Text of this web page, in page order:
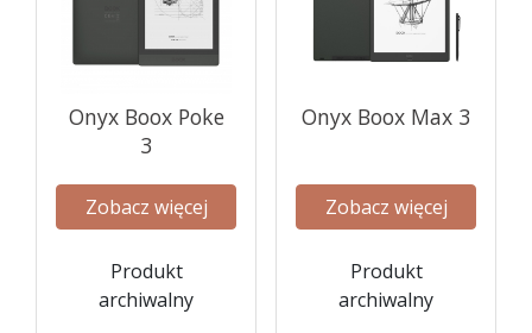
Onyx Boox Poke
3
Zobacz więcej
Produkt
archiwalny
Onyx Boox Max 3
Zobacz więcej
Produkt
archiwalny